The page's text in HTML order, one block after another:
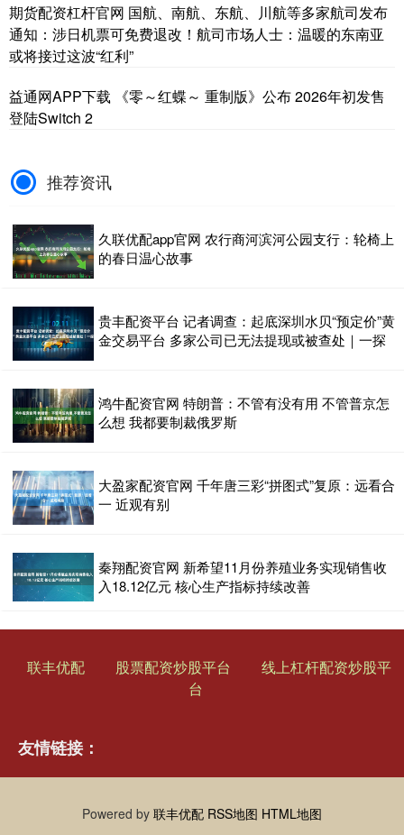
期货配资杠杆官网 国航、南航、东航、川航等多家航司发布
通知：涉日机票可免费退改！航司市场人士：温暖的东南亚
或将接过这波“红利”
益通网APP下载 《零～红蝶～ 重制版》公布 2026年初发售
登陆Switch 2
推荐资讯
久联优配app官网 农行商河滨河公园支行：轮椅上
的春日温心故事
贵丰配资平台 记者调查：起底深圳水贝“预定价”黄
金交易平台 多家公司已无法提现或被查处｜一探
鸿牛配资官网 特朗普：不管有没有用 不管普京怎
么想 我都要制裁俄罗斯
大盈家配资官网 千年唐三彩“拼图式”复原：远看合
一 近观有别
秦翔配资官网 新希望11月份养殖业务实现销售收
入18.12亿元 核心生产指标持续改善
联丰优配 股票配资炒股平台
线上杠杆配资炒股平
台
友情链接：
Powered by 联丰优配 RSS地图 HTML地图